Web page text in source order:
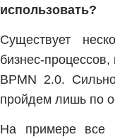
использовать?
Существует
бизнес-
BPMN 2.0.
пройдем лишь по
На примере все